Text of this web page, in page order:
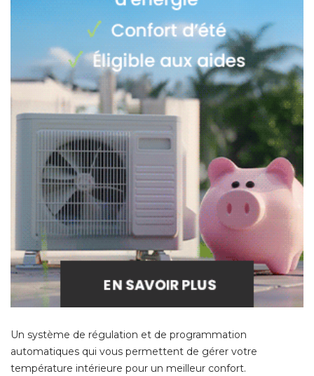
Un système de régulation et de programmation
automatiques qui vous permettent de gérer votre
température intérieure pour un meilleur confort.